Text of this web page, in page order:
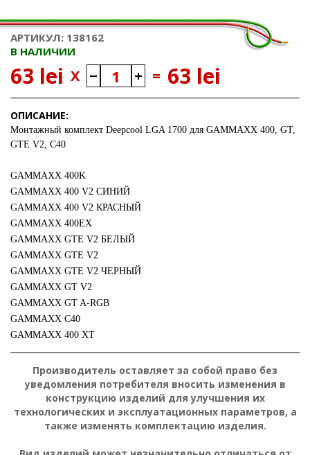
АРТИКУЛ: 138162
В НАЛИЧИИ
63 lei X = 63 lei
ОПИСАНИЕ:
Монтажный комплект Deepcool LGA 1700 для GAMMAXX 400, GT,
GTE V2, C40
GAMMAXX 400K
GAMMAXX 400 V2 СИНИЙ
GAMMAXX 400 V2 КРАСНЫЙ
GAMMAXX 400EX
GAMMAXX GTE V2 БЕЛЫЙ
GAMMAXX GTE V2
GAMMAXX GTE V2 ЧЕРНЫЙ
GAMMAXX GT V2
GAMMAXX GT A-RGB
GAMMAXX C40
GAMMAXX 400 XT
Производитель оставляет за собой право без
уведомления потребителя вносить изменения в
конструкцию изделий для улучшения их
технологических и эксплуатационных параметров, а
также изменять комплектацию изделия.